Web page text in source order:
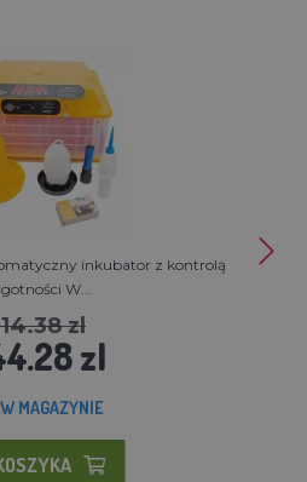
inkubator z kontrolą
W...
zl
zl
W MAGAZYNIE